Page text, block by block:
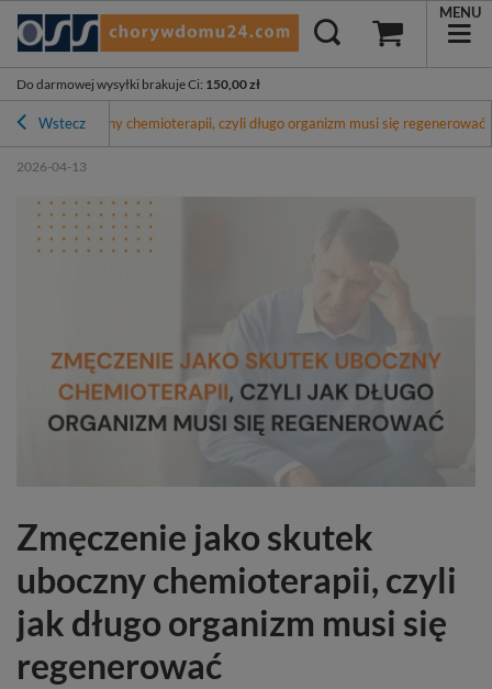
Do darmowej wysyłki brakuje Ci: 150,00 zł
MENU
Wstecz
skutek uboczny chemioterapii, czyli długo organizm musi się regenerować
2026-04-13
Zmęczenie jako skutek
uboczny chemioterapii, czyli
jak długo organizm musi się
regenerować